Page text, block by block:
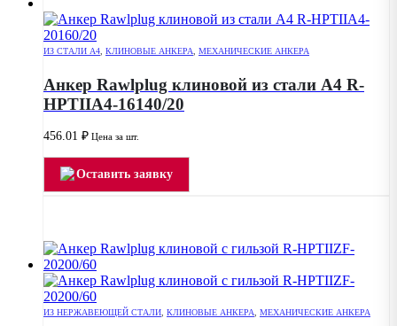
ИЗ СТАЛИ А4 КЛИНОВЫЕ АНКЕРА МЕХАНИЧЕСКИЕ АНКЕРА
Анкер Rawlplug клиновой из стали А4 R-
HPTIIA4-16140/20
456.01 ₽ Цена за шт.
Оставить заявку
ИЗ НЕРЖАВЕЮЩЕЙ СТАЛИ, КЛИНОВЫЕ АНКЕРА, МЕХАНИЧЕСКИЕ АНКЕРА